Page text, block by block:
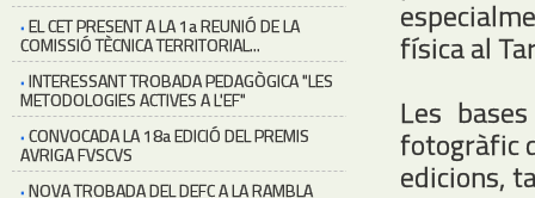
·EL CET PRESENT A LA 1a REUNIÓ DE LA
COMISSIÓ TÈCNICA TERRITORIAL...
·INTERESSANT TROBADA PEDAGÒGICA "LES
METODOLOGIES ACTIVES A L'EF"
·CONVOCADA LA 18a EDICIÓ DEL PREMIS
AVRIGA FVSCVS
·NOVA TROBADA DEL DEFC A LA RAMBLA
física al
Les
fotogràfic
edicions,